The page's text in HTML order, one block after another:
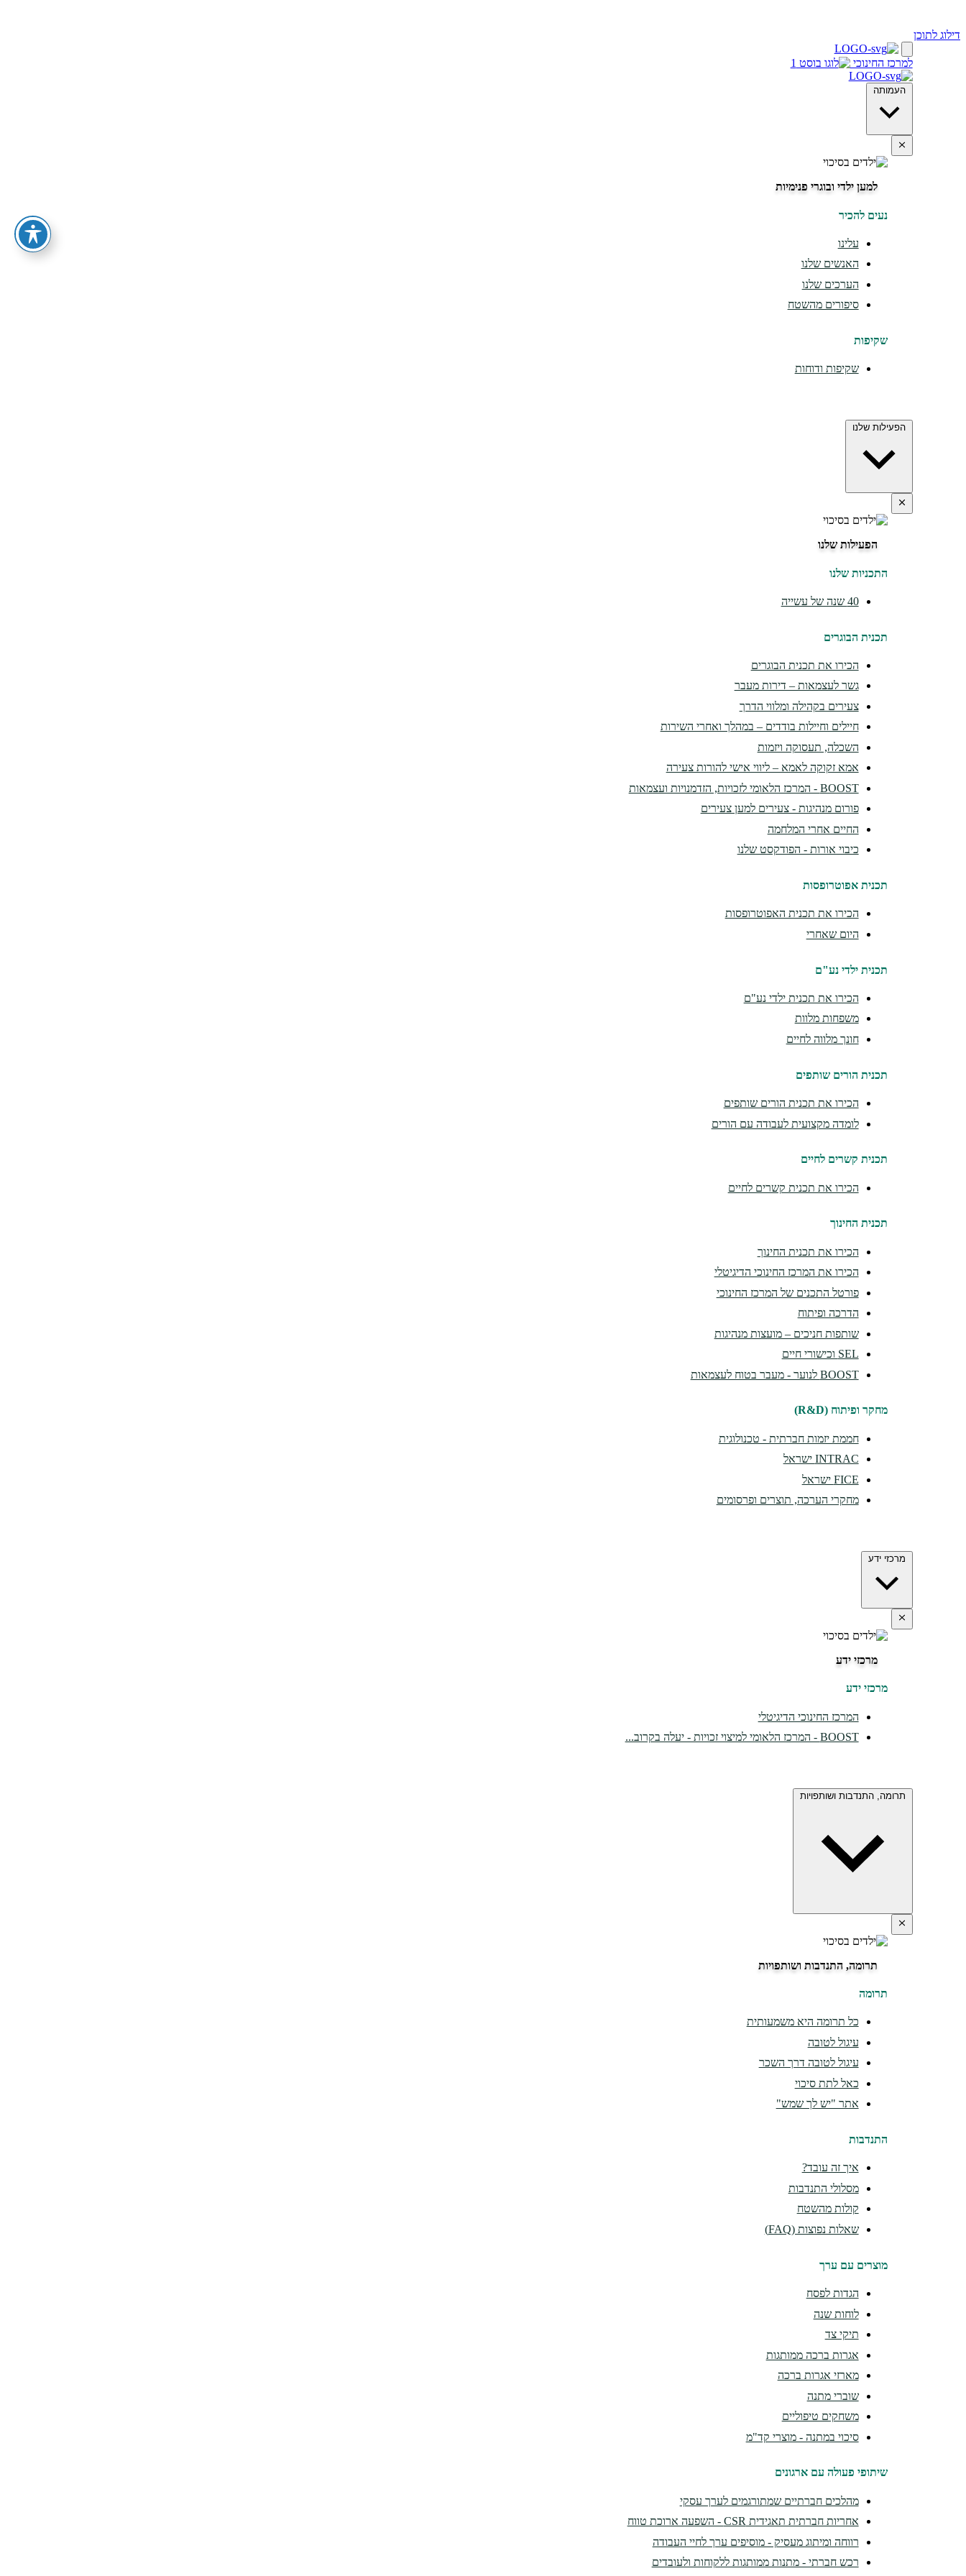
דילוג לתוכן
למרכז החינוכי
העמותה
למען ילדי ובוגרי פנימיות
נעים להכיר
עלינו
האנשים שלנו
הערכים שלנו
סיפורים מהשטח
שקיפות
שקיפות ודוחות
הפעילות שלנו
הפעילות שלנו
התכניות שלנו
40 שנה של עשייה
תכנית הבוגרים
הכירו את תכנית הבוגרים
גשר לעצמאות – דירות מעבר
צעירים בקהילה ומלווי הדרך
חיילים וחיילות בודדים – במהלך ואחרי השירות
השכלה, תעסוקה ויזמות
אמא זקוקה לאמא – ליווי אישי להורות צעירה
BOOST - המרכז הלאומי לזכויות, הזדמנויות ועצמאות
פורום מנהיגות - צעירים למען צעירים
החיים אחרי המלחמה
כיבוי אורות - הפודקסט שלנו
תכנית אפוטרופסות
הכירו את תכנית האפוטרופסות
היום שאחרי
תכנית ילדי נע"ם
הכירו את תכנית ילדי נע"ם
משפחות מלוות
חונך מלווה לחיים
תכנית הורים שותפים
הכירו את תכנית הורים שותפים
לומדה מקצועית לעבודה עם הורים
תכנית קשרים לחיים
הכירו את תכנית קשרים לחיים
תכנית החינוך
הכירו את תכנית החינוך
הכירו את המרכז החינוכי הדיגיטלי
פורטל התכנים של המרכז החינוכי
הדרכה ופיתוח
שותפות חניכים – מועצות מנהיגות
SEL וכישורי חיים
BOOST לנוער - מעבר בטוח לעצמאות
מחקר ופיתוח (R&D)
חממת יזמות חברתית - טכנולוגית
INTRAC ישראל
FICE ישראל
מחקרי הערכה, תוצרים ופרסומים
מרכזי ידע
מרכזי ידע
מרכזי ידע
המרכז החינוכי הדיגיטלי
BOOST - המרכז הלאומי למיצוי זכויות - יעלה בקרוב...
תרומה, התנדבות ושותפויות
תרומה, התנדבות ושותפויות
תרומה
כל תרומה היא משמעותית
עיגול לטובה
עיגול לטובה דרך השכר
כאל לתת סיכוי
אתר "יש לך שמש"
התנדבות
איך זה עובד?
מסלולי התנדבות
קולות מהשטח
שאלות נפוצות (FAQ)
מוצרים עם ערך
הגדות לפסח
לוחות שנה
תיקי צד
אגרות ברכה ממותגות
מארזי אגרות ברכה
שוברי מתנה
משחקים טיפוליים
סיכוי במתנה - מוצרי קד"מ
שיתופי פעולה עם ארגונים
מהלכים חברתיים שמתורגמים לערך עסקי
אחריות חברתית תאגידית CSR - השפעה ארוכת טווח
רווחה ומיתוג מעסיק - מוסיפים ערך לחיי העבודה
רכש חברתי - מתנות ממותגות ללקוחות ולעובדים